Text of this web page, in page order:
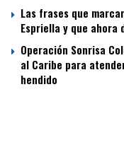
Las frases que
Espriella y que
Operación Sonrisa
al Caribe para
hendido